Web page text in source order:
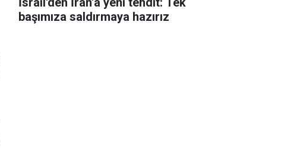
başımıza saldırmaya hazırız